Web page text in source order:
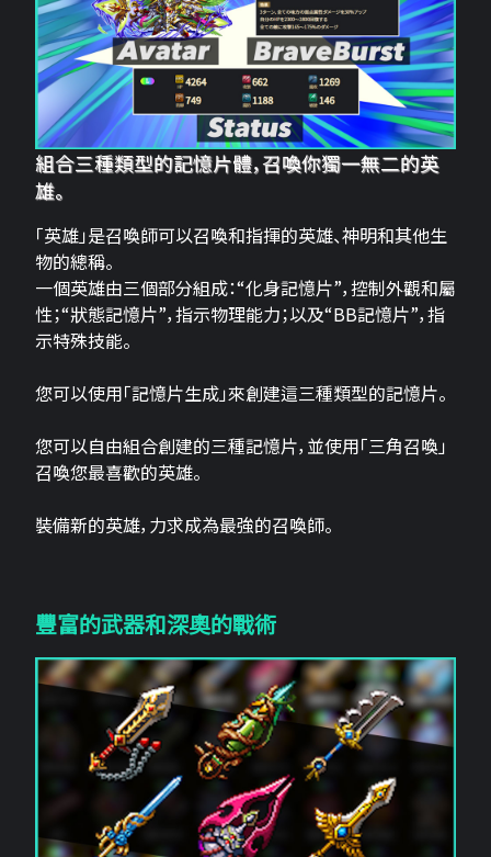
組合三種類型的記憶片體，召喚你獨一無二的英
雄。
「英雄」是召喚師可以召喚和指揮的英雄、神明和其他生
物的總稱。
一個英雄由三個部分組成：“化身記憶片”，控制外觀和屬
性；“狀態記憶片”，指示物理能力；以及“BB記憶片”，指
示特殊技能。
您可以使用「記憶片生成」來創建這三​​種類型的記憶片。
您可以自由組合創建的三種記憶片，並使用「三角召喚」
召喚您最喜歡的英雄。
裝備新的英雄，力求成為最強的召喚師。
豐富的武器和深奧的戰術